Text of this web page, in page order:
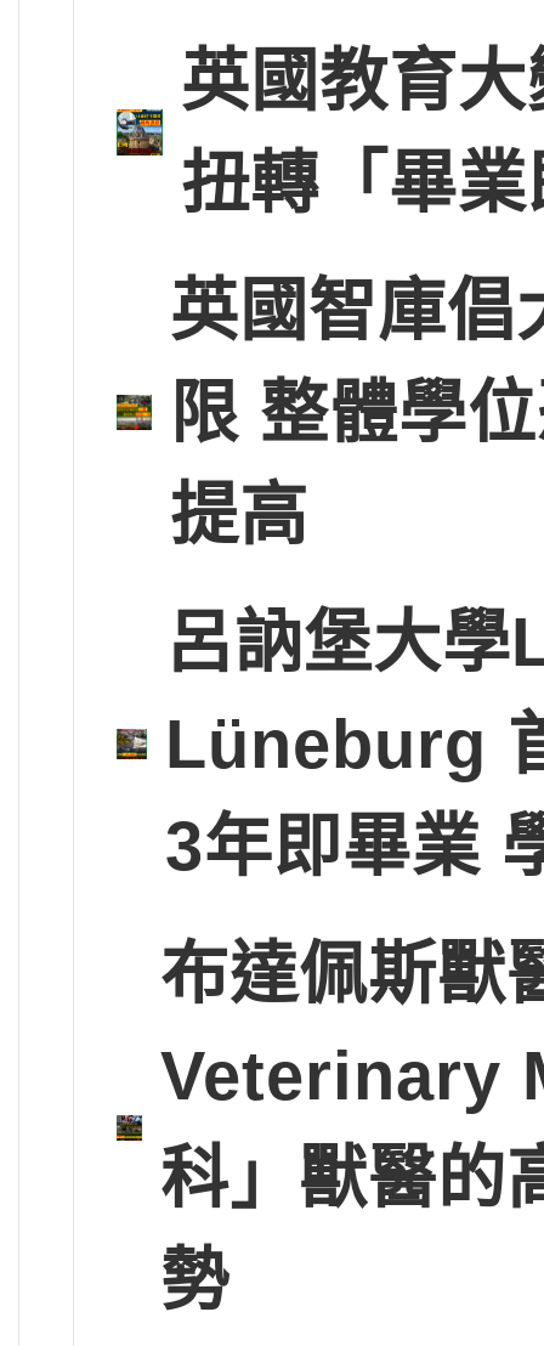
英國教育
扭轉「畢
英國智庫倡
限 整體學
提高
呂訥堡大
Lüneburg
3年即畢業
布達佩斯
Veterinary
科」獸醫的
勢